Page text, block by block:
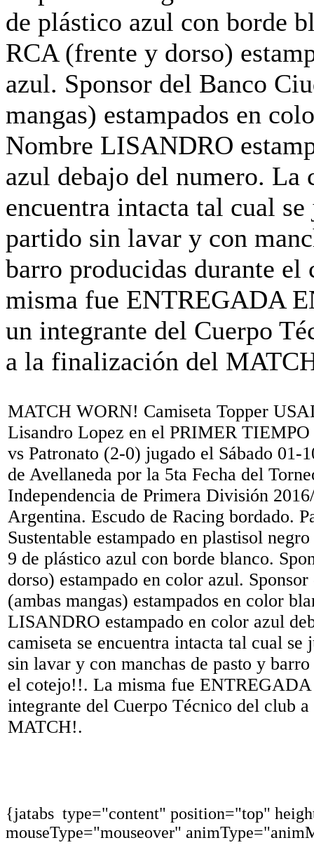
MATCH WORN! Camiseta Topper
Lisandro Lopez en el PRIMER
vs Patronato (2-0) jugado el Sábado 01-
de Avellaneda por la 5ta Fecha del
Independencia de Primera División
Argentina. Escudo de Racing bordado.
Sustentable estampado en plastisol
9 de plástico azul con borde blanco.
dorso) estampado en color azul.
(ambas mangas) estampados en color
LISANDRO estampado en color azul
camiseta se encuentra intacta tal cual se
sin lavar y con manchas de pasto y
el cotejo!!. La misma fue
integrante del Cuerpo Técnico del club
MATCH!.
{jatabs type="content" position="top"
mouseType="mouseover"